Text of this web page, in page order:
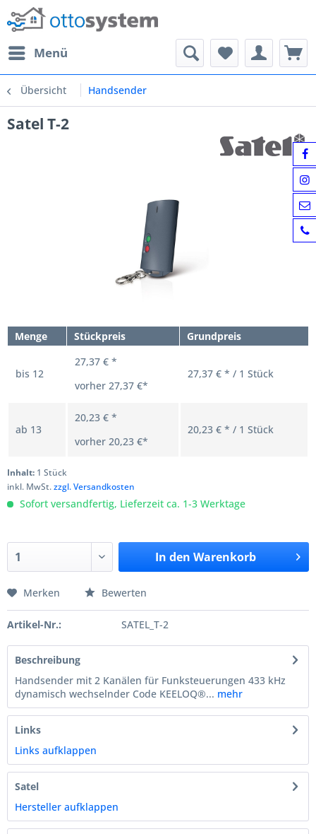
Menü
Übersicht Handsender
Satel T-2
Menge Stückpreis Grundpreis
bis 12
27,37 € *
vorher 27,37 €*
27,37 € * / 1 Stück
ab 13
20,23 € *
vorher 20,23 €*
20,23 € * / 1 Stück
Inhalt: 1 Stück
inkl. MwSt.zzgl. Versandkosten
Sofort versandfertig, Lieferzeit ca. 1-3 Werktage
In den Warenkorb
Merken Bewerten
Artikel-Nr.: SATEL_T-2
Beschreibung
Handsender mit 2 Kanälen für Funksteuerungen 433 kHz
dynamisch wechselnder Code KEELOQ®... mehr
Links
Links aufklappen
Satel
Hersteller aufklappen